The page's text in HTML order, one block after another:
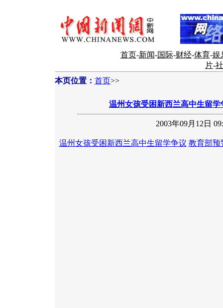
首页-新闻-国际-财经-体育-娱
片-
本页位置： 首页>>
温州女孩受困新西兰高中生留学
2003年09月12日
温州女孩受困新西兰高中生留学争议 教育部预